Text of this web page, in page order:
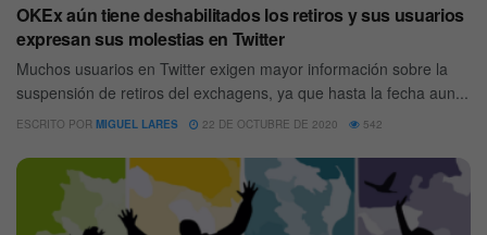
OKEx aún tiene deshabilitados los retiros y sus usuarios
expresan sus molestias en Twitter
Muchos usuarios en Twitter exigen mayor información sobre la
suspensión de retiros del exchagens, ya que hasta la fecha aun...
ESCRITO POR MIGUEL LARES 22 DE OCTUBRE DE 2020 542